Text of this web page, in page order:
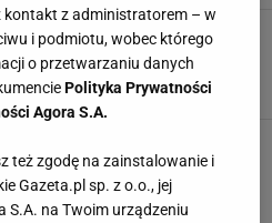
dostał ofertę z UFC. Oto
10 WRZEŚNIA 2025, 19:24
wszystko
16 SIERPNIA 2025, 22:40
kontakt z administratorem – w
i podmiotu, wobec którego
o przetwarzaniu danych
Polityka Prywatności
Agora S.A.
też zgodę na zainstalowanie i
Gazeta.pl sp. z o.o., jej
S.A. na Twoim urządzeniu